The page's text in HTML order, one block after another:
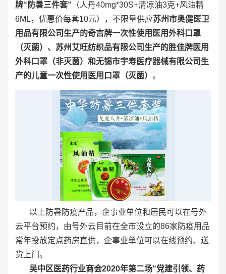
牌“防暑三件套” （人丹40mg*30S+清凉油3克+风油精
6ML，优惠价每套10元），不限量供应苏州市奥健医卫
用品有限公司生产的奇吉牌一次性使用医用外科口罩
（灭菌）、苏州艾旺纺织品有限公司生产的胜佳牌医用
外科口罩（非灭菌）和无锡市宇寿医疗器械有限公司生
产的儿童一次性使用医用口罩（灭菌） 。
以上防暑防疫产品，企事业单位和居民可以在号外
云平台预约，由号外云目前在全市设立的86家防疫用品
常年投放定点药房直供，企事业单位可以在线预约、送
货上门。
吴中区医药行业商会2020年第二场“党建引领、药